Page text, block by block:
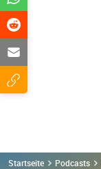
Startseite Podcasts